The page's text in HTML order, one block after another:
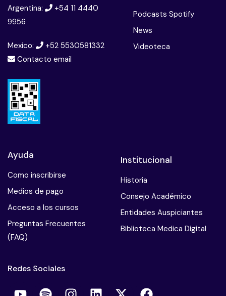
Argentina:
+54 11 4440
9956
Mexico:
+52 5530581332
Contacto email
Podcasts Spotify
News
Videoteca
Ayuda
Como inscribirse
Medios de pago
Acceso a los cursos
Preguntas Frecuentes
(FAQ)
Institucional
Historia
Consejo Académico
Entidades Auspiciantes
Biblioteca Medica Digital
Redes Sociales